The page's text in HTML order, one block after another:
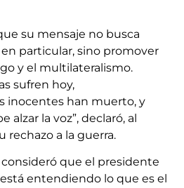
su mensaje no busca
particular, sino promover
y el multilateralismo.
sufren hoy,
inocentes han muerto, y
alzar la voz”, declaró, al
a la guerra.
que el presidente
entendiendo lo que es el